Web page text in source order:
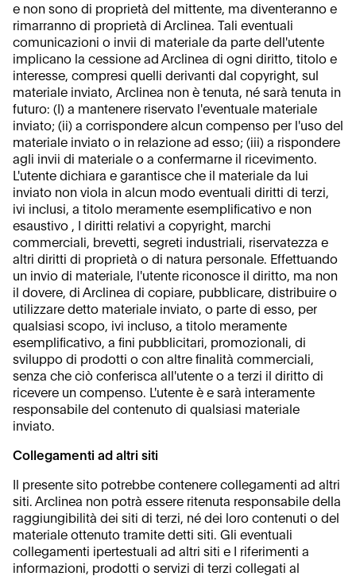
e non sono di proprietà del mittente, ma diventeranno e
rimarranno di proprietà di Arclinea. Tali eventuali
comunicazioni o invii di materiale da parte dell'utente
implicano la cessione ad Arclinea di ogni diritto, titolo e
interesse, compresi quelli derivanti dal copyright, sul
materiale inviato, Arclinea non è tenuta, né sarà tenuta in
futuro: (I) a mantenere riservato l'eventuale materiale
inviato; (ii) a corrispondere alcun compenso per l'uso del
materiale inviato o in relazione ad esso; (iii) a rispondere
agli invii di materiale o a confermarne il ricevimento.
L'utente dichiara e garantisce che il materiale da lui
inviato non viola in alcun modo eventuali diritti di terzi,
ivi inclusi, a titolo meramente esemplificativo e non
esaustivo , I diritti relativi a copyright, marchi
commerciali, brevetti, segreti industriali, riservatezza e
altri diritti di proprietà o di natura personale. Effettuando
un invio di materiale, l'utente riconosce il diritto, ma non
il dovere, di Arclinea di copiare, pubblicare, distribuire o
utilizzare detto materiale inviato, o parte di esso, per
qualsiasi scopo, ivi incluso, a titolo meramente
esemplificativo, a fini pubblicitari, promozionali, di
sviluppo di prodotti o con altre finalità commerciali,
senza che ciò conferisca all'utente o a terzi il diritto di
ricevere un compenso. L'utente è e sarà interamente
responsabile del contenuto di qualsiasi materiale
inviato.
Collegamenti ad altri siti
Il presente sito potrebbe contenere collegamenti ad altri
siti. Arclinea non potrà essere ritenuta responsabile della
raggiungibilità dei siti di terzi, né dei loro contenuti o del
materiale ottenuto tramite detti siti. Gli eventuali
collegamenti ipertestuali ad altri siti e I riferimenti a
informazioni, prodotti o servizi di terzi collegati al